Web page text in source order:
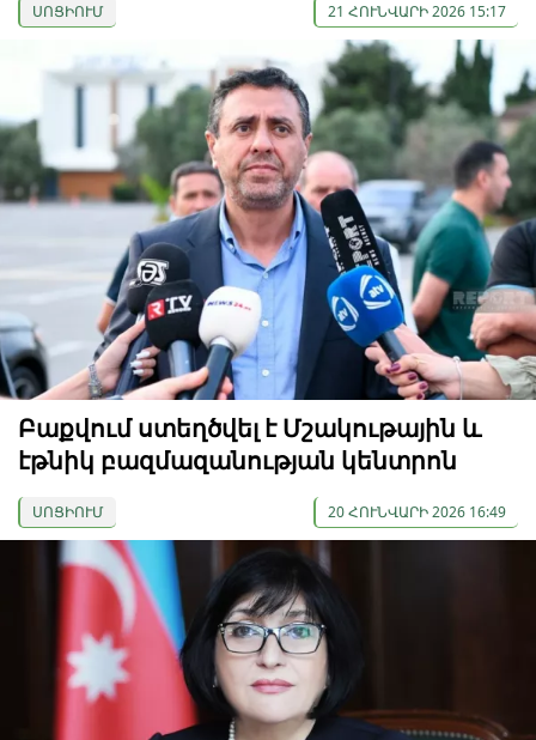
ՍՈՑԻՈՒՄ 21 ՀՈՒՆՎԱՐԻ 2026 15:17
Բաքվում ստեղծվել է Մշակութային և
էթնիկ բազմազանության կենտրոն
ՍՈՑԻՈՒՄ 20 ՀՈՒՆՎԱՐԻ 2026 16:49